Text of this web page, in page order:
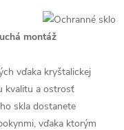
montáž
vďaka kryštalickej
kvalitu a ostrosť
skla dostanete
vďaka ktorým